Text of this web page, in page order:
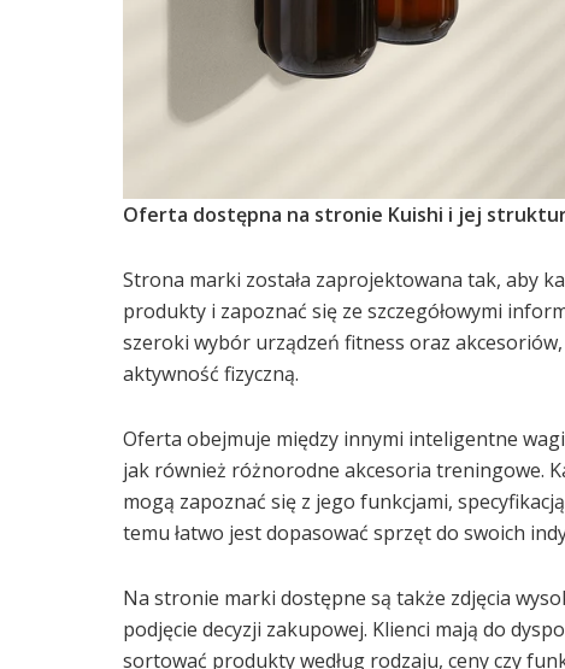
Oferta dostępna na stronie Kuishi i jej
Strona marki została zaprojektowana tak, aby
produkty i zapoznać się ze szczegółowymi
szeroki wybór urządzeń fitness oraz
aktywność fizyczną.
Oferta obejmuje między innymi inteligentne
jak również różnorodne akcesoria treningowe.
mogą zapoznać się z jego funkcjami,
temu łatwo jest dopasować sprzęt do swoich
Na stronie marki dostępne są także zdjęcia
podjęcie decyzji zakupowej. Klienci mają do
sortować produkty według rodzaju, ceny czy